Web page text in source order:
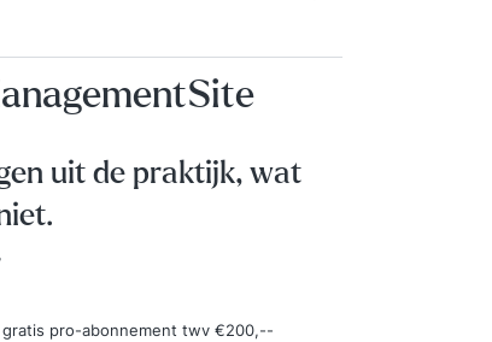
uit de praktijk, wat
pro-abonnement twv €200,--